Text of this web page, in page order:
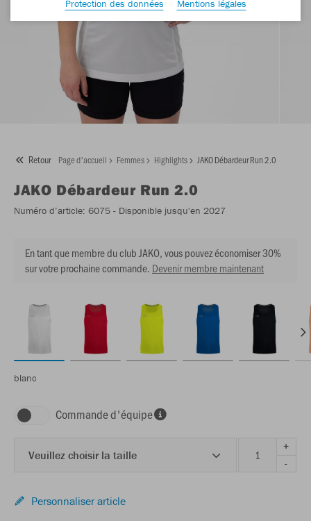
Retour Page d'accueil Femmes Highlights JAKO Débardeur Run 2.0
JAKO Débardeur Run 2.0
Numéro d’article: 6075 - Disponible jusqu'en 2027
En tant que membre du club JAKO, vous pouvez économiser 30%
sur votre prochaine commande. Devenir membre maintenant
blanc
Commande d'équipe
Veuillez choisir la taille
+
-
Personnaliser article
Protection des données
Mentions légales